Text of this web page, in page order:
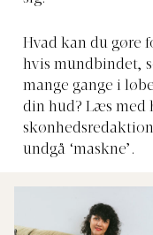
Hvad kan du gøre
hvis mundbindet,
mange gange i
din hud? Læs med
undgå ‘maskne’.